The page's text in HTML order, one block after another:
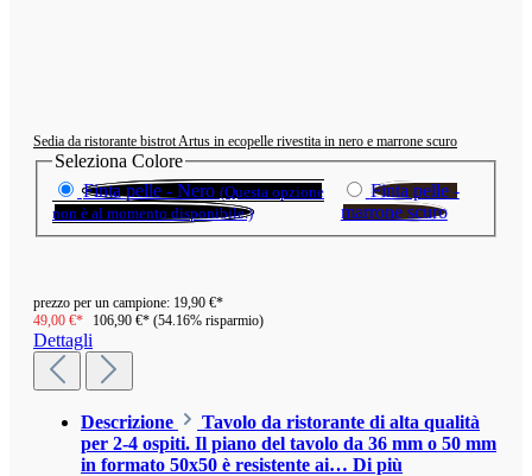
Sedia da ristorante bistrot Artus in ecopelle rivestita in nero e marrone scuro
Seleziona Colore
Finta pelle - Nero (Questa opzione
non è al momento disponibile.)
Finta pelle -
marrone scuro
prezzo per un campione: 19,90 €*
49,00 €*
106,90 €* (54.16% risparmio)
Dettagli
Descrizione
Tavolo da ristorante di alta qualità
per 2-4 ospiti. Il piano del tavolo da 36 mm o 50 mm
in formato 50x50 è resistente ai… Di più